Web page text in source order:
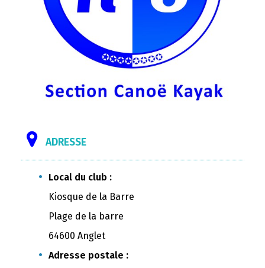
ADRESSE
Local du club :
Kiosque de la Barre
Plage de la barre
64600 Anglet
Adresse postale :